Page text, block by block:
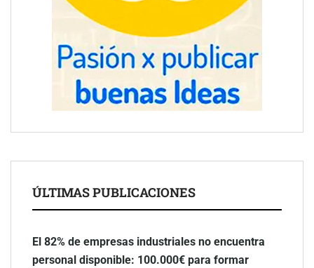
ÚLTIMAS PUBLICACIONES
El 82% de empresas industriales no encuentra
personal disponible: 100.000€ para formar